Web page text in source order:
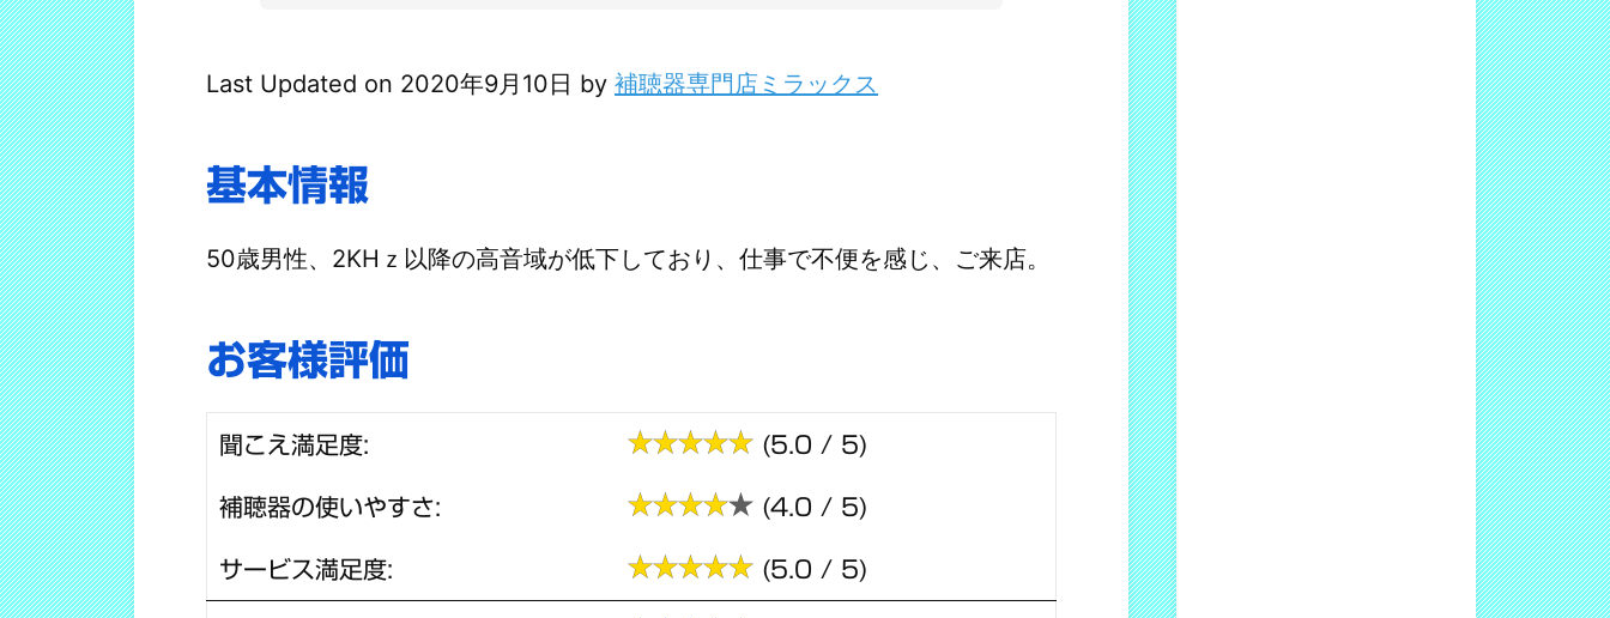
Last Updated on 2020年9月10日 by 補聴器専門店ミラックス
基本情報
50歳男性、2KHｚ以降の高音域が低下しており、仕事で不便を感じ、ご来店。
お客様評価
聞こえ満足度: (5.0 / 5)
補聴器の使いやすさ: (4.0 / 5)
サービス満足度: (5.0 / 5)